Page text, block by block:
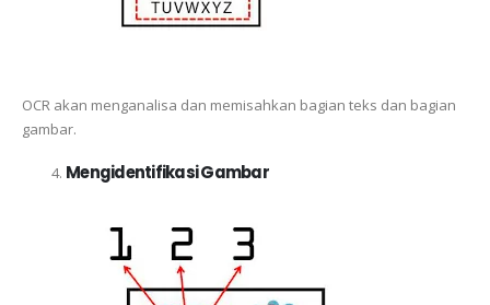
OCR akan menganalisa dan memisahkan bagian teks dan bagian
gambar.
Mengidentifikasi Gambar